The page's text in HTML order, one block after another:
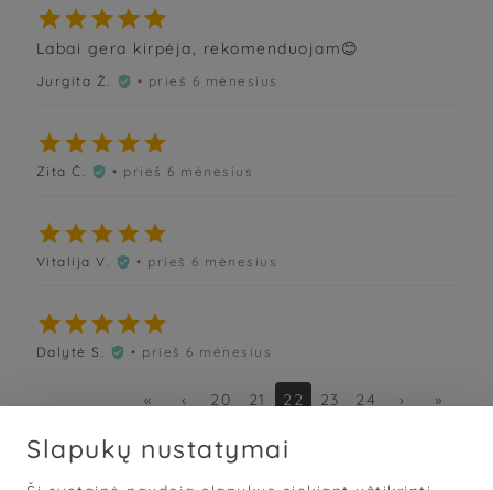

Labai gera kirpėja, rekomenduojam😊
Jurgita Ž.  • prieš 6 mėnesius

Zita Č.  • prieš 6 mėnesius

Vitalija V.  • prieš 6 mėnesius

Dalytė S.  • prieš 6 mėnesius
« ‹ 20 21 22 23 24 › »
Slapukų nustatymai